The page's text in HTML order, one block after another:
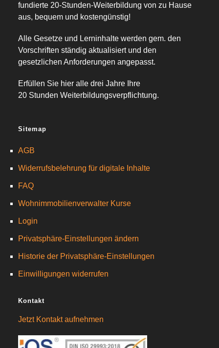
fundierte 20-Stunden-Weiterbildung von zu Hause
aus, bequem und kostengünstig!
Alle Gesetze und Lerninhalte werden gem. den
Vorschriften ständig aktualisiert und den
gesetzlichen Anforderungen angepasst.
Erfüllen Sie hier alle drei Jahre Ihre
20 Stunden Weiterbildungsverpflichtung.
Sitemap
AGB
Widerrufsbelehrung für digitale Inhalte
FAQ
Wohnimmobilienverwalter Kurse
Login
Privatsphäre-Einstellungen ändern
Historie der Privatsphäre-Einstellungen
Einwilligungen widerrufen
Kontakt
Jetzt Kontakt aufnehmen